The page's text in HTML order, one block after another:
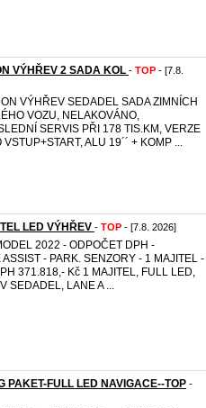
VÝHŘEV 2 SADA KOL - TOP - [7.8.
VÝHŘEV SEDADEL SADA ZIMNÍCH
VOZU, NELAKOVÁNO,
SERVIS PŘI 178 TIS.KM, VERZE
ALU 19´´ + KOMP ...
LED VÝHŘEV - TOP - [7.8. 2026]
2022 - ODPOČET DPH -
- PARK. SENZORY - 1 MAJITEL -
371.818,- Kč 1 MAJITEL, FULL LED,
SEDADEL, LANE A ...
PAKET-FULL LED NAVIGACE--TOP -